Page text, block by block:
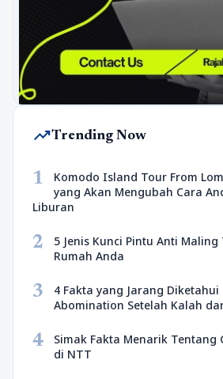
trending_upTrending Now
1
Komodo Island Tour From
yang Akan Mengubah Cara
Liburan
2
5 Jenis Kunci Pintu Anti
Rumah Anda
3
4 Fakta yang Jarang Diketahui
Abomination Setelah Kalah
4
Simak Fakta Menarik Tentang
di NTT